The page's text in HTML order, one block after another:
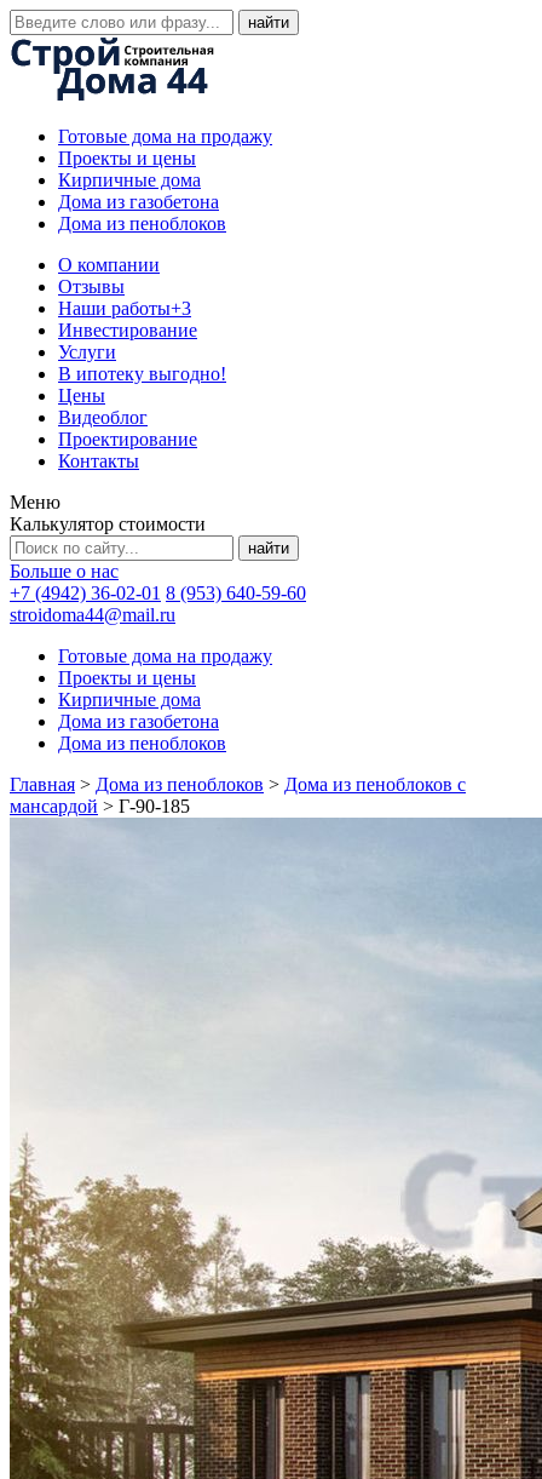
Готовые дома на продажу
Проекты и цены
Кирпичные дома
Дома из газобетона
Дома из пеноблоков
О компании
Отзывы
Наши работы+3
Инвестирование
Услуги
В ипотеку выгодно!
Цены
Видеоблог
Проектирование
Контакты
Меню
Калькулятор стоимости
Больше о нас
+7 (4942) 36-02-01 8 (953) 640-59-60
stroidoma44@mail.ru
Готовые дома на продажу
Проекты и цены
Кирпичные дома
Дома из газобетона
Дома из пеноблоков
Главная > Дома из пеноблоков > Дома из пеноблоков с
мансардой > Г-90-185